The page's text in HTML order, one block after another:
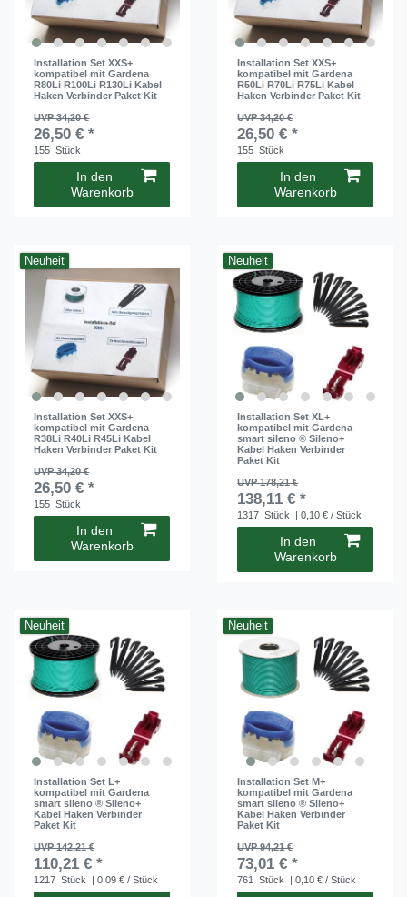
Installation Set XXS+
kompatibel mit Gardena
R80Li R100Li R130Li Kabel
Haken Verbinder Paket Kit
UVP 34,20 €
26,50 € *
155 Stück
In den
Warenkorb
Installation Set XXS+
kompatibel mit Gardena
R50Li R70Li R75Li Kabel
Haken Verbinder Paket Kit
UVP 34,20 €
26,50 € *
155 Stück
In den
Warenkorb
Neuheit
Installation Set XXS+
kompatibel mit Gardena
R38Li R40Li R45Li Kabel
Haken Verbinder Paket Kit
UVP 34,20 €
26,50 € *
155 Stück
In den
Warenkorb
Neuheit
Installation Set XL+
kompatibel mit Gardena
smart sileno ® Sileno+
Kabel Haken Verbinder
Paket Kit
UVP 178,21 €
138,11 € *
1317 Stück | 0,10 € / Stück
In den
Warenkorb
Neuheit
Installation Set L+
kompatibel mit Gardena
smart sileno ® Sileno+
Kabel Haken Verbinder
Paket Kit
UVP 142,21 €
110,21 € *
1217 Stück | 0,09 € / Stück
Neuheit
Installation Set M+
kompatibel mit Gardena
smart sileno ® Sileno+
Kabel Haken Verbinder
Paket Kit
UVP 94,21 €
73,01 € *
761 Stück | 0,10 € / Stück